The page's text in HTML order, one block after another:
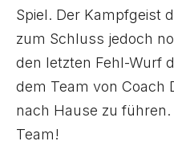
Spiel. Der Kampfgeist
zum Schluss jedoch
den letzten Fehl-Wurf
dem Team von Coach
nach Hause zu
Team!